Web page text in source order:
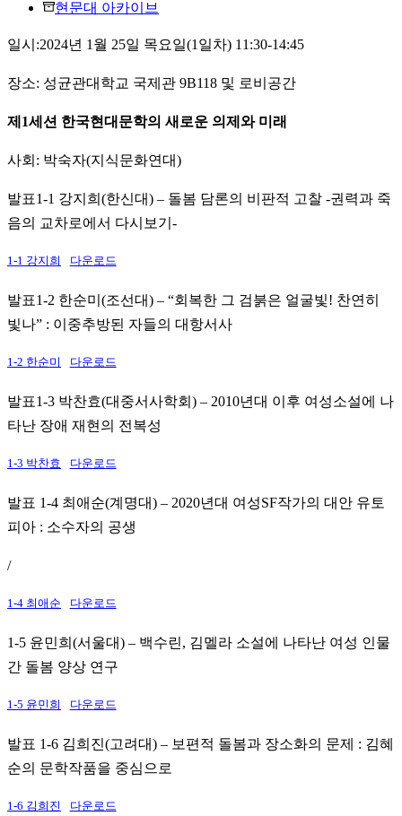
현문대 아카이브
일시:2024년 1월 25일 목요일(1일차) 11:30-14:45
장소: 성균관대학교 국제관 9B118 및 로비공간
제1세션 한국현대문학의 새로운 의제와 미래
사회: 박숙자(지식문화연대)
발표1-1 강지희(한신대) – 돌봄 담론의 비판적 고찰 -권력과 죽
음의 교차로에서 다시보기-
1-1 강지희 다운로드
발표1-2 한순미(조선대) – “회복한 그 검붉은 얼굴빛! 찬연히
빛나” : 이중추방된 자들의 대항서사
1-2 한순미 다운로드
발표1-3 박찬효(대중서사학회) – 2010년대 이후 여성소설에 나
타난 장애 재현의 전복성
1-3 박찬효 다운로드
발표 1-4 최애순(계명대) – 2020년대 여성SF작가의 대안 유토
피아 : 소수자의 공생
/
1-4 최애순 다운로드
1-5 윤민희(서울대) – 백수린, 김멜라 소설에 나타난 여성 인물
간 돌봄 양상 연구
1-5 윤민희 다운로드
발표 1-6 김희진(고려대) – 보편적 돌봄과 장소화의 문제 : 김혜
순의 문학작품을 중심으로
1-6 김희진 다운로드